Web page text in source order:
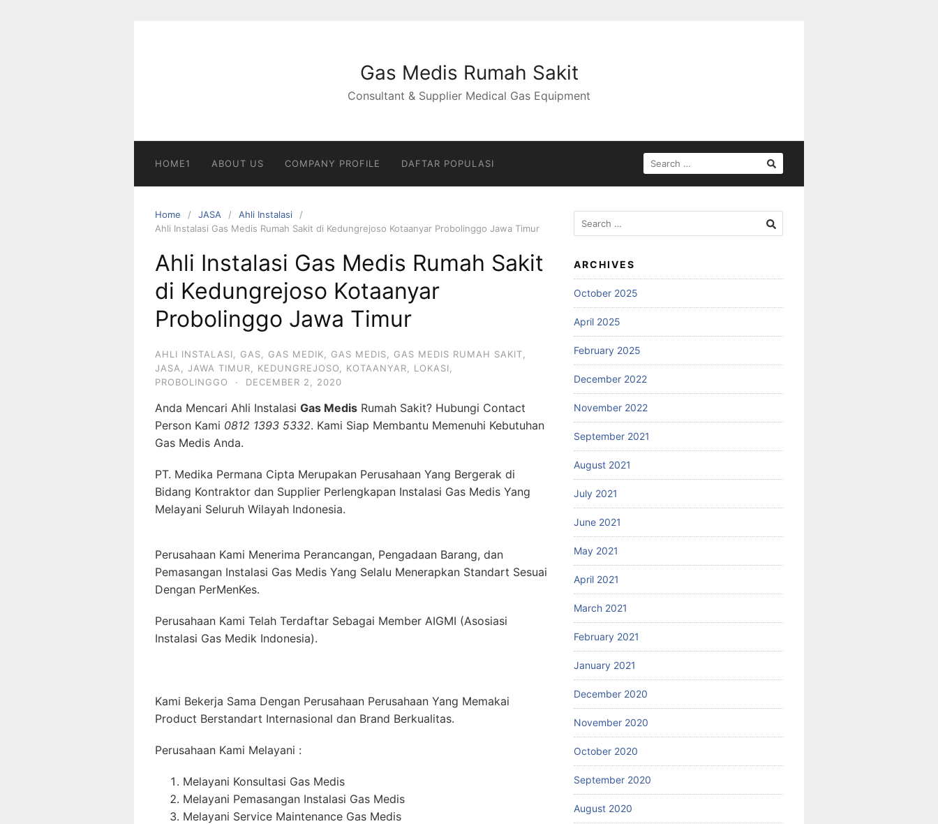
Gas Medis Rumah Sakit
Consultant & Supplier Medical Gas Equipment
HOME1 ABOUT US COMPANY PROFILE DAFTAR POPULASI
SEARCH
FOR:
Home JASA
Ahli Instalasi
Ahli Instalasi Gas Medis Rumah Sakit di Kedungrejoso Kotaanyar Probolinggo Jawa Timur
Ahli Instalasi Gas Medis Rumah Sakit
di Kedungrejoso Kotaanyar
Probolinggo Jawa Timur
AHLI INSTALASI GAS GAS MEDIK GAS MEDIS GAS MEDIS RUMAH SAKIT
JASA
JAWA TIMUR KEDUNGREJOSO KOTAANYAR LOKASI
PROBOLINGGO
· DECEMBER 2, 2020
Anda Mencari Ahli Instalasi Gas Medis Rumah Sakit? Hubungi Contact
Person Kami 0812 1393 5332. Kami Siap Membantu Memenuhi Kebutuhan
Gas Medis Anda.
PT. Medika Permana Cipta Merupakan Perusahaan Yang Bergerak di
Bidang Kontraktor dan Supplier Perlengkapan Instalasi Gas Medis Yang
Melayani Seluruh Wilayah Indonesia.
Perusahaan Kami Menerima Perancangan, Pengadaan Barang, dan
Pemasangan Instalasi Gas Medis Yang Selalu Menerapkan Standart Sesuai
Dengan PerMenKes.
Perusahaan Kami Telah Terdaftar Sebagai Member AIGMI (Asosiasi
Instalasi Gas Medik Indonesia).
Kami Bekerja Sama Dengan Perusahaan Perusahaan Yang Memakai
Product Berstandart Internasional dan Brand Berkualitas.
Perusahaan Kami Melayani :
Melayani Konsultasi Gas Medis
Melayani Pemasangan Instalasi Gas Medis
Melayani Service Maintenance Gas Medis
Search
for:
ARCHIVES
October 2025
April 2025
February 2025
December 2022
November 2022
September 2021
August 2021
July 2021
June 2021
May 2021
April 2021
March 2021
February 2021
January 2021
December 2020
November 2020
October 2020
September 2020
August 2020